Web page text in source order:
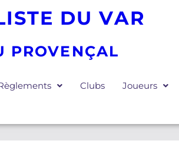
DU VAR
PROVENÇAL
Clubs Joueurs